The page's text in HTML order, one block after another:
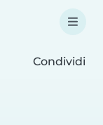
Condividi